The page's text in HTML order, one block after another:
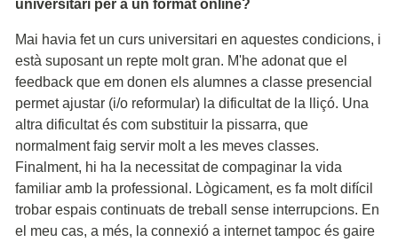
universitari per a un format online?
Mai havia fet un curs universitari en aquestes condicions, i
està suposant un repte molt gran. M'he adonat que el
feedback que em donen els alumnes a classe presencial
permet ajustar (i/o reformular) la dificultat de la lliçó. Una
altra dificultat és com substituir la pissarra, que
normalment faig servir molt a les meves classes.
Finalment, hi ha la necessitat de compaginar la vida
familiar amb la professional. Lògicament, es fa molt difícil
trobar espais continuats de treball sense interrupcions. En
el meu cas, a més, la connexió a internet tampoc és gaire